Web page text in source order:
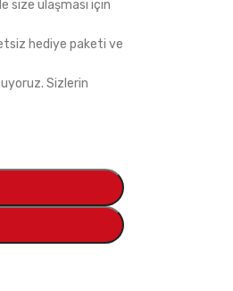
size ulaşması için
hediye paketi ve
Sizlerin